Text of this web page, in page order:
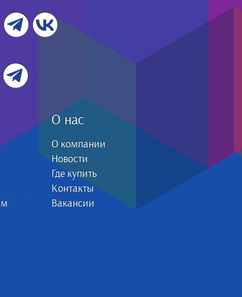
О нас
О компании
Новости
Где купить
Контакты
Вакансии